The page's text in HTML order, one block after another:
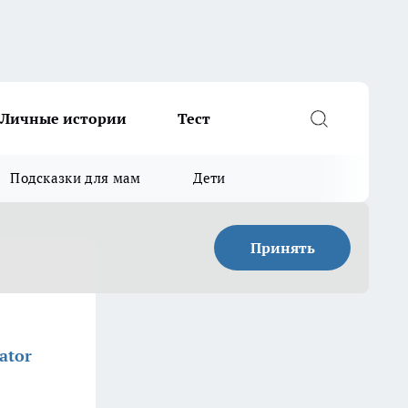
Личные истории Тест
Подсказки для мам Дети
Принять